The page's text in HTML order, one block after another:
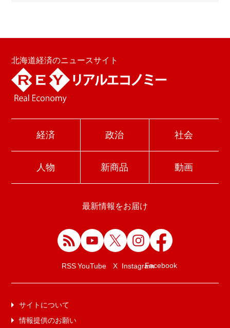
北海道経済のニュースサイト
経済 政治 社会
人物 新商品 動画
最新情報をお届け
RSSYouTube X InstagramFacebook
サイトについて
情報提供のお願い